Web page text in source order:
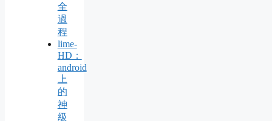
全
過
程
lime-
HD：
android
上
的
神
級